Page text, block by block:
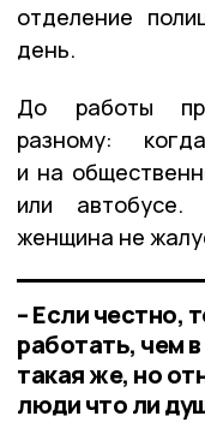
отделение
день.
До работы
разному:
и на
или автобусе.
женщина не
– Если честно,
работать, чем
такая же, но
люди что ли